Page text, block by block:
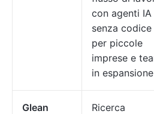
con agenti IA
senza codice
per piccole
imprese e
in espansione
Glean
Ricerca